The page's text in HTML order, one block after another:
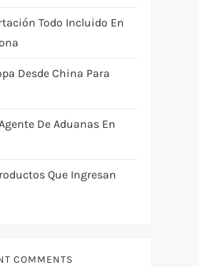
Todo Incluido En
Desde China Para
De Aduanas En
Que Ingresan
COMMENTS